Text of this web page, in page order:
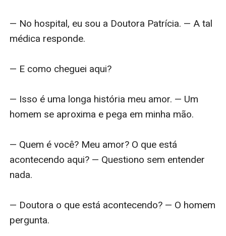
— No hospital, eu sou a Doutora Patrícia. — A tal
médica responde.
— E como cheguei aqui?
— Isso é uma longa história meu amor. — Um
homem se aproxima e pega em minha mão.
— Quem é você? Meu amor? O que está
acontecendo aqui? — Questiono sem entender
nada.
— Doutora o que está acontecendo? — O homem
pergunta.